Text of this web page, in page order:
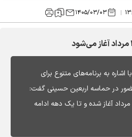
۱۴۰۵/۰۳/۰۳
به برنامه‌های متنوع برای
در حماسه اربعین حسینی گفت:
اربعین امسال از ۳ مرداد آغاز شده و تا یک دهه ادامه